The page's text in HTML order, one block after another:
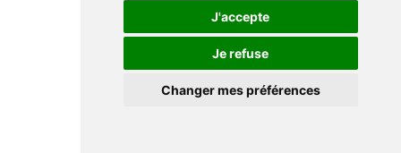
J'accepte
Je refuse
Changer mes préférences